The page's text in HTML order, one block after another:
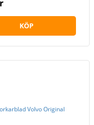
KÖP